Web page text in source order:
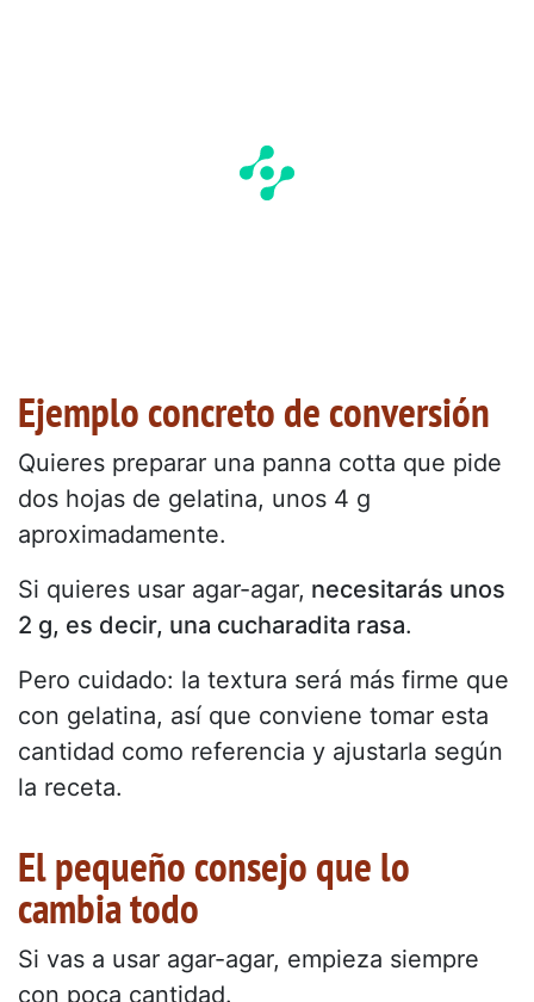
Ejemplo concreto de conversión
Quieres preparar una panna cotta que pide
dos hojas de gelatina, unos 4 g
aproximadamente.
Si quieres usar agar-agar, necesitarás unos
2 g, es decir, una cucharadita rasa.
Pero cuidado: la textura será más firme que
con gelatina, así que conviene tomar esta
cantidad como referencia y ajustarla según
la receta.
El pequeño consejo que lo
cambia todo
Si vas a usar agar-agar, empieza siempre
con poca cantidad.